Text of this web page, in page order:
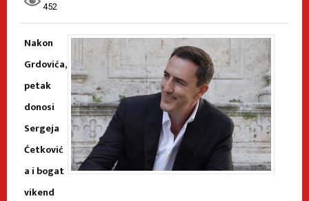
452
Nakon
Grdovića,
petak
donosi
Sergeja
Ćetković
a i bogat
vikend